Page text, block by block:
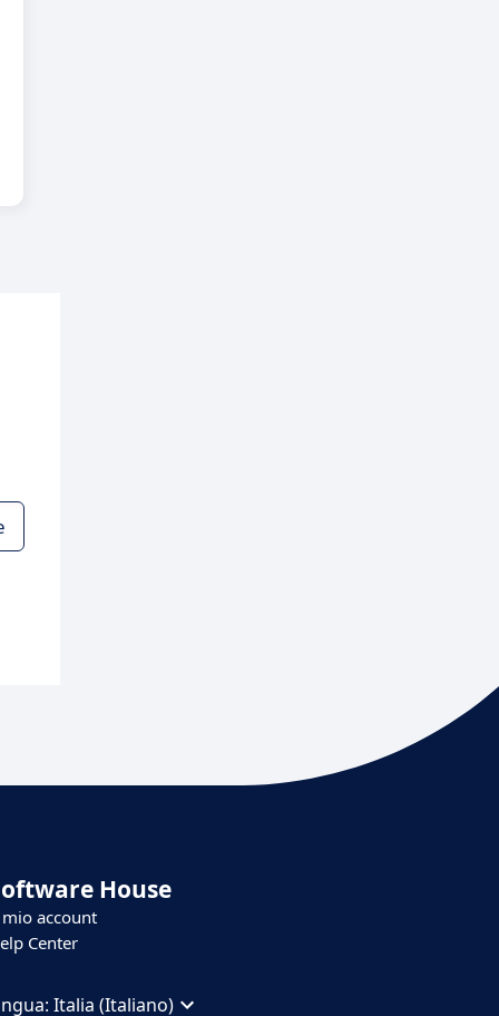
House
account
Center
Italia (Italiano)